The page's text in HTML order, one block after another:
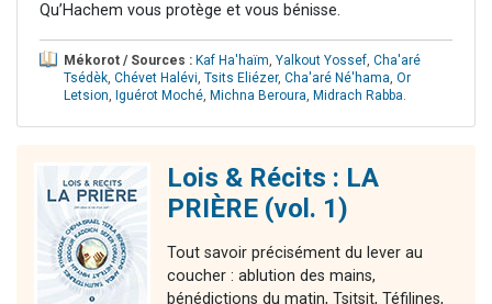
Qu’Hachem vous protège et vous bénisse.
Mékorot / Sources : Kaf Ha'haïm, Yalkout Yossef, Cha'aré
Tsédèk, Chévet Halévi, Tsits Eliézer, Cha'aré Né'hama, Or
Letsion, Iguérot Moché, Michna Beroura, Midrach Rabba.
Lois & Récits : LA
PRIÈRE (vol. 1)
Tout savoir précisément du lever au
coucher : ablution des mains,
bénédictions du matin, Tsitsit, Téfilines,